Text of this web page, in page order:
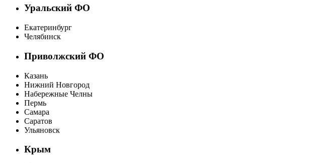
Уральский ФО
Екатеринбург
Челябинск
Приволжский ФО
Казань
Нижний Новгород
Набережные Челны
Пермь
Самара
Саратов
Ульяновск
Крым